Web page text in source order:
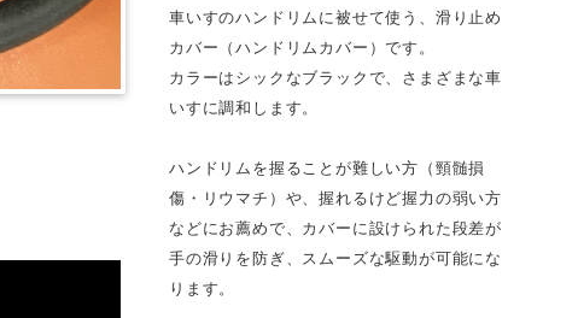
車いすのハンドリムに被せて使う、滑り止め
カバー（ハンドリムカバー）です。
カラーはシックなブラックで、さまざまな車
いすに調和します。
ハンドリムを握ることが難しい方（頸髄損
傷・リウマチ）や、握れるけど握力の弱い方
などにお薦めで、カバーに設けられた段差が
手の滑りを防ぎ、スムーズな駆動が可能にな
ります。